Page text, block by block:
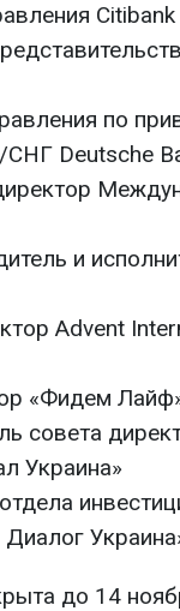
по
СНГ Deutsche
и
Advent
«Фидем
совета
Украина»
до 14